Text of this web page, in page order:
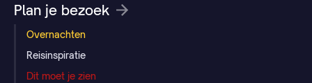
Plan je bezoek
Overnachten
Reisinspiratie
Dit moet je zien